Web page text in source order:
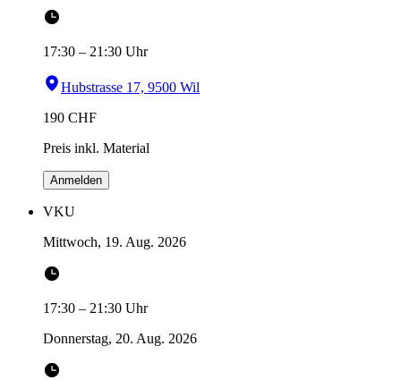
17:30 – 21:30 Uhr
Hubstrasse 17, 9500 Wil
190 CHF
Preis inkl. Material
Anmelden
VKU
Mittwoch, 19. Aug. 2026
17:30 – 21:30 Uhr
Donnerstag, 20. Aug. 2026